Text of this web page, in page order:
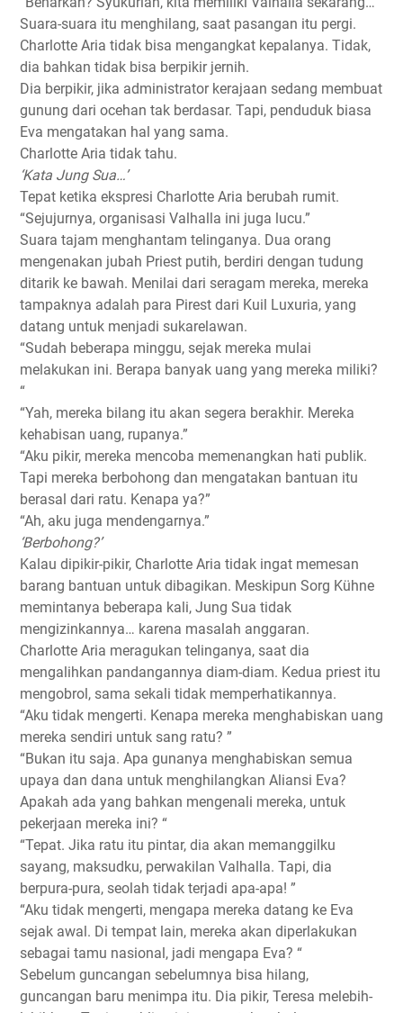
Suara-suara itu menghilang, saat pasangan itu pergi.
Charlotte Aria tidak bisa mengangkat kepalanya. Tidak,
dia bahkan tidak bisa berpikir jernih.
Dia berpikir, jika administrator kerajaan sedang membuat
gunung dari ocehan tak berdasar. Tapi, penduduk biasa
Eva mengatakan hal yang sama.
Charlotte Aria tidak tahu.
‘Kata Jung Sua…’
Tepat ketika ekspresi Charlotte Aria berubah rumit.
“Sejujurnya, organisasi Valhalla ini juga lucu.”
Suara tajam menghantam telinganya. Dua orang
mengenakan jubah Priest putih, berdiri dengan tudung
ditarik ke bawah. Menilai dari seragam mereka, mereka
tampaknya adalah para Pirest dari Kuil Luxuria, yang
datang untuk menjadi sukarelawan.
“Sudah beberapa minggu, sejak mereka mulai
melakukan ini. Berapa banyak uang yang mereka miliki?
“
“Yah, mereka bilang itu akan segera berakhir. Mereka
kehabisan uang, rupanya.”
“Aku pikir, mereka mencoba memenangkan hati publik.
Tapi mereka berbohong dan mengatakan bantuan itu
berasal dari ratu. Kenapa ya?”
“Ah, aku juga mendengarnya.”
‘Berbohong?’
Kalau dipikir-pikir, Charlotte Aria tidak ingat memesan
barang bantuan untuk dibagikan. Meskipun Sorg Kühne
memintanya beberapa kali, Jung Sua tidak
mengizinkannya… karena masalah anggaran.
Charlotte Aria meragukan telinganya, saat dia
mengalihkan pandangannya diam-diam. Kedua priest itu
mengobrol, sama sekali tidak memperhatikannya.
“Aku tidak mengerti. Kenapa mereka menghabiskan uang
mereka sendiri untuk sang ratu? ”
“Bukan itu saja. Apa gunanya menghabiskan semua
upaya dan dana untuk menghilangkan Aliansi Eva?
Apakah ada yang bahkan mengenali mereka, untuk
pekerjaan mereka ini? “
“Tepat. Jika ratu itu pintar, dia akan memanggilku
sayang, maksudku, perwakilan Valhalla. Tapi, dia
berpura-pura, seolah tidak terjadi apa-apa! ”
“Aku tidak mengerti, mengapa mereka datang ke Eva
sejak awal. Di tempat lain, mereka akan diperlakukan
sebagai tamu nasional, jadi mengapa Eva? “
Sebelum guncangan sebelumnya bisa hilang,
guncangan baru menimpa itu. Dia pikir, Teresa melebih-